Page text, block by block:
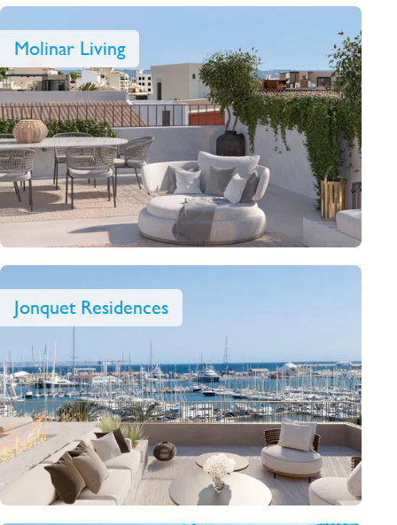
Molinar Living
Jonquet Residences